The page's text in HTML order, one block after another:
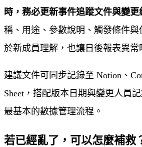
時，務必更新事件追蹤文件與變更
稱、用途、參數說明、觸發條件與
於新成員理解，也讓日後報表異常
建議文件可同步記錄至 Notion、
Sheet，搭配版本日期與變更人員
最基本的數據管理流程。
若已經亂了，可以怎麼補救